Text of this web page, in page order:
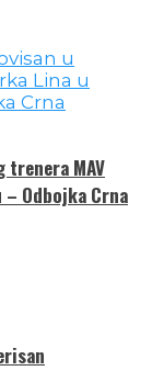
MAV
Odbojka Crna